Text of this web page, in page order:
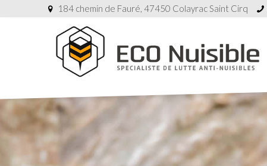
184 chemin de Fauré, 47450 Colayrac Saint Cirq